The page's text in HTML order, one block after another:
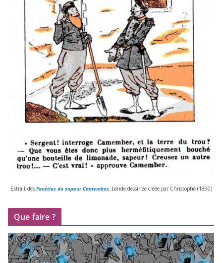
Extrait desFacéties du sapeur Camember, bande des­si­née créée par Christophe (1890)
Que faire ?